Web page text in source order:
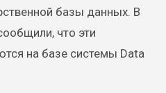
базы данных. В
что эти
на базе системы Data